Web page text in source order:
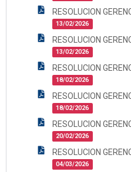
RESOLUCION
13/02/2026
RESOLUCION
13/02/2026
RESOLUCION
18/02/2026
RESOLUCION
18/02/2026
RESOLUCION
20/02/2026
RESOLUCION
04/03/2026